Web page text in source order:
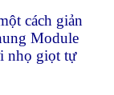
cách giản
Module
nhọ giọt tự